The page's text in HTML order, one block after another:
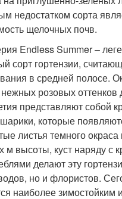
недостатком сорта
щелочных почв.
Endless Summer –
сорт гортензии,
в средней полосе.
розовых оттенков
представляют собой
которые
листья темного
м высоты, куст наряду с
делают эту
но и флористов.
наиболее зимостойким